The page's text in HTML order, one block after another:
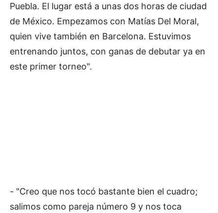
Puebla. El lugar está a unas dos horas de ciudad
de México. Empezamos con Matías Del Moral,
quien vive también en Barcelona. Estuvimos
entrenando juntos, con ganas de debutar ya en
este primer torneo".
- "Creo que nos tocó bastante bien el cuadro;
salimos como pareja número 9 y nos toca